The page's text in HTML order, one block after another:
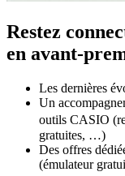
Restez
en avant-
Les dernières
Un
outils CASIO
gratuites, …)
Des offres
(émulateur